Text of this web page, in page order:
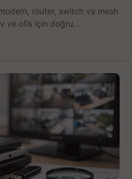
router, switch ve mesh
ve ofis için doğru